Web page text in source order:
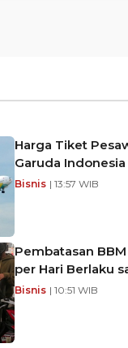
Harga Tiket
Garuda Indonesia
Bisnis | 13:57 WIB
Pembatasan
per Hari Berlaku
Bisnis | 10:51 WIB